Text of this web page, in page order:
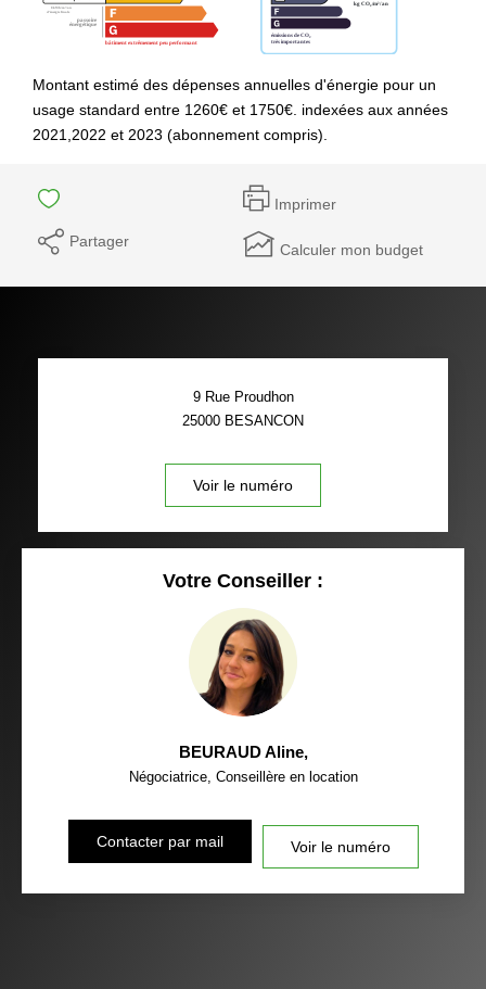
Montant estimé des dépenses annuelles d'énergie pour un
usage standard entre 1260€ et 1750€. indexées aux années
2021,2022 et 2023 (abonnement compris).
Imprimer
Partager Calculer mon budget
9 Rue Proudhon
25000 BESANCON
Voir le numéro
Votre Conseiller :
BEURAUD Aline,
Négociatrice, Conseillère en location
Contacter par mail Voir le numéro